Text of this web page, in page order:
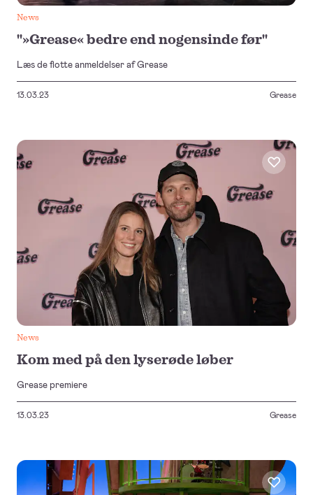
News
"»Grease« bedre end nogensinde før"
Læs de flotte anmeldelser af Grease
13.03.23 Grease
News
Kom med på den lyserøde løber
Grease premiere
13.03.23 Grease